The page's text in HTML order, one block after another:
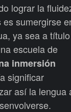
lograr la
sumergirse
ya sea a título
escuela de
inmersión
significar
así la lengua